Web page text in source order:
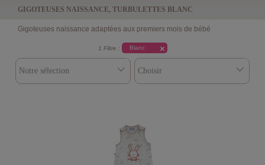
GIGOTEUSES NAISSANCE, TURBULETTES BLANC
Gigoteuses naissance adaptées aux premiers mois de bébé
1 Filtre : Blanc